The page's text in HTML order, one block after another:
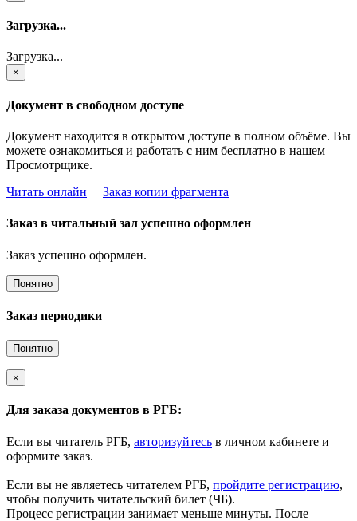
Загрузка...
Загрузка...
×
Документ в свободном доступе
Документ находится в открытом доступе в полном объёме. Вы
можете ознакомиться и работать с ним бесплатно в нашем
Просмотрщике.
Читать онлайн
Заказ копии фрагмента
Заказ в читальный зал успешно оформлен
Заказ успешно оформлен.
Понятно
Заказ периодики
Понятно
×
Для заказа документов в РГБ:
Если вы читатель РГБ, авторизуйтесь в личном кабинете и
оформите заказ.
Если вы не являетесь читателем РГБ, пройдите регистрацию,
чтобы получить читательский билет (ЧБ).
Процесс регистрации занимает меньше минуты. После